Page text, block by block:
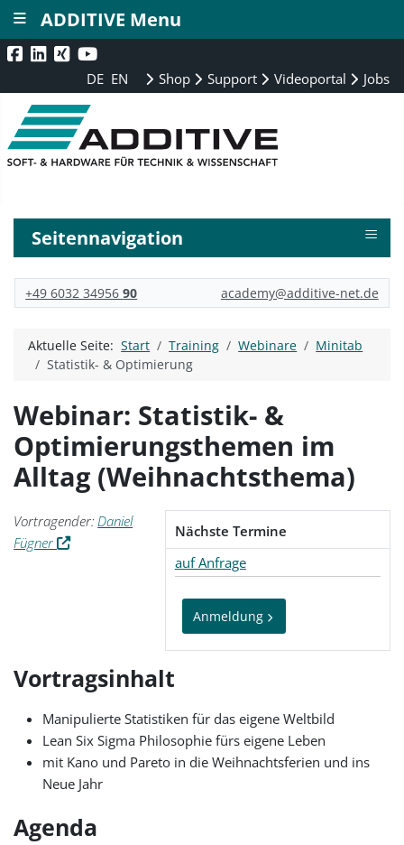
DE EN Shop Support Videoportal Jobs
Seitennavigation ≡
+49 6032 3495690 academy@additive-net.de
Aktuelle Seite:Start Training Webinare
Minitab
Statistik- & Optimierung
Webinar: Statistik- &
Optimierungsthemen im
Alltag (Weihnachtsthema)
Nächste Termine
auf Anfrage
Anmeldung
Vortragender: Daniel
Fügner
Vortragsinhalt
Manipulierte Statistiken für das eigene Weltbild
Lean Six Sigma Philosophie fürs eigene Leben
mit Kano und Pareto in die Weihnachtsferien und ins
Neue Jahr
Agenda
ADDITIVE Menu
≡